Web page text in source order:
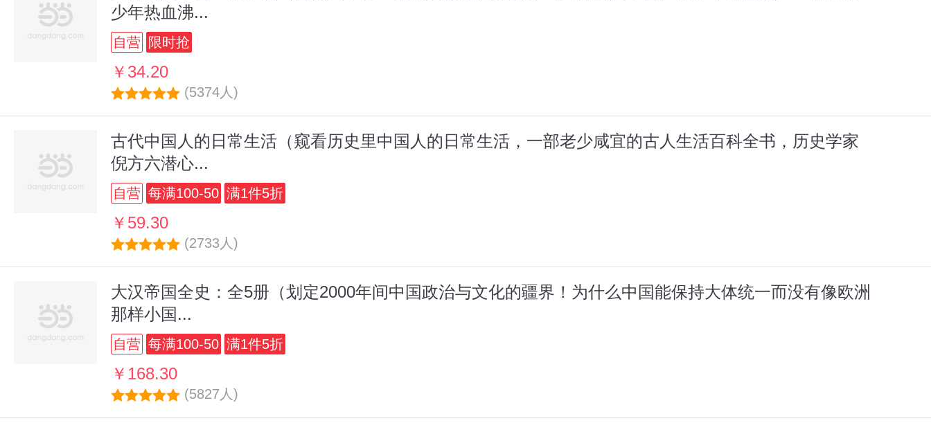
少年热血沸...
自营 限时抢
￥34.20
(5374人)
古代中国人的日常生活（窥看历史里中国人的日常生活，一部老少咸宜的古人生活百科全书，历史学家
倪方六潜心...
自营 每满100-50 满1件5折
￥59.30
(2733人)
大汉帝国全史：全5册（划定2000年间中国政治与文化的疆界！为什么中国能保持大体统一而没有像欧洲
那样小国...
自营 每满100-50 满1件5折
￥168.30
(5827人)